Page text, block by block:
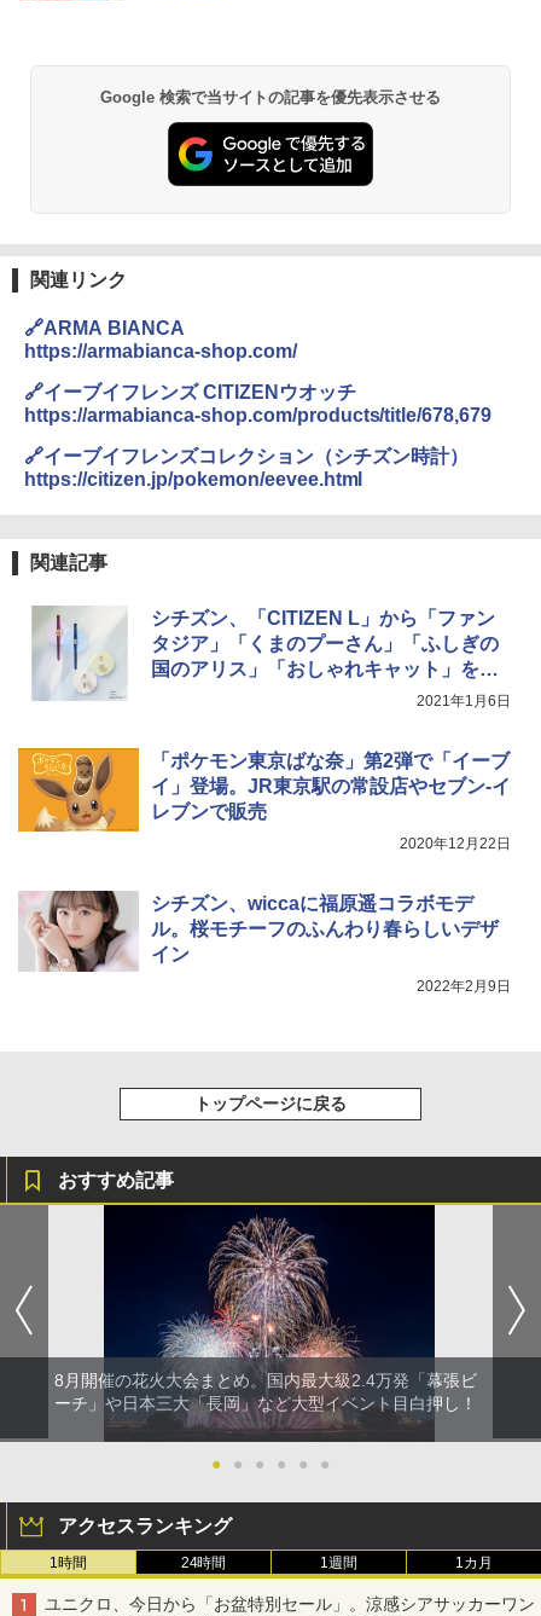
PYKES PEAK (パイクスピーク) 着替えテン
ト プライバシー テント 【中が透けない】 1
人用 折りたたみ 防災グッズ 災害用トイレ ビ
ーチ ピクニック ポップアップテント 携帯 簡
テント ワンタッチ RENEW 幅200 2-3人用 43
500002(88859)
￥5,999
[キャンパーズコレクション 山善] 傘みたいに
[キャンパーズコレクション 山善] 傘みたいに
広げるだけ パッとサッとテント キューブワ
イド ブラックコーティング フルクローズ メ
ATCW-150B エクルベージュ
￥-
送
GRANDOOR ステンレス保冷剤 2個セット 2
BUNDOK(バンドック)ソロ ドーム 1 EX BDK
-08EX カーキ ソロキャンプ ポリエステル フ
レーム ドーム型 テント
￥-
ポインターライト 強力 小型 緑色/赤色/青紫色
USB充電式 高精度 超長距離照射 長時間使用
可能 安全ロック付き 高安全性 金属製耐久 コ
ア/オフィス/教育現場/展示会用 緑
￥1,180
Google 検索で当サイトの記事を優先表示させる
関連リンク
🔗ARMA BIANCA
https://armabianca-shop.com/
🔗イーブイフレンズ CITIZENウオッチ
https://armabianca-shop.com/products/title/678,679
🔗イーブイフレンズコレクション（シチズン時計）
https://citizen.jp/pokemon/eevee.html
関連記事
シチズン、「CITIZEN L」から「ファン
タジア」「くまのプーさん」「ふしぎの
国のアリス」「おしゃれキャット」を表
2021年1月6日
「ポケモン東京ばな奈」第2弾で「イーブ
イ」登場。JR東京駅の常設店やセブン-イ
レブンで販売
2020年12月22日
シチズン、wiccaに福原遥コラボモデ
ル。桜モチーフのふんわり春らしいデザ
イン
2022年2月9日
トップページに戻る
おすすめ記事
8月開催の花火大会まとめ。国内最大級2.4万発「幕張ビ
ーチ」や日本三大「長岡」など大型イベント目白押し！
● ● ● ● ● ●
アクセスランキング
1時間 24時間 1週間 1カ月
ユニクロ、今日から「お盆特別セール」。涼感シアサッカーワン